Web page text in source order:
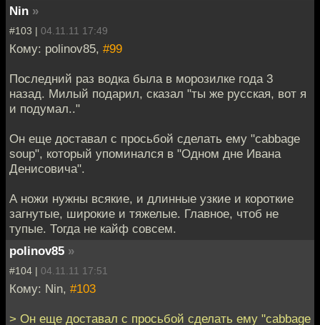
Nin »
#103 | 04.11.11 17:49
Кому: polinov85, #99
Последний раз водка была в морозилке года 3
назад. Милый подарил, сказал "ты же русская, вот я
и подумал.."
Он еще доставал с просьбой сделать ему "cabbage
soup", который упоминался в "Одном дне Ивана
Денисовича".
А ножи нужны всякие, и длинные узкие и короткие
загнутые, широкие и тяжелые. Главное, чтоб не
тупые. Тогда не кайф совсем.
polinov85 »
#104 | 04.11.11 17:51
Кому: Nin, #103
> Он еще доставал с просьбой сделать ему "cabbage